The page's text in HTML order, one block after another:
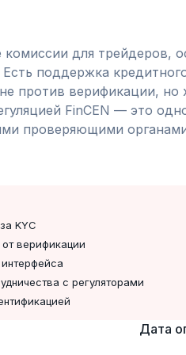
для трейдеров,
поддержка
против верификации, но
FinCEN — это
проверяющими
KYC
верификации
с регуляторами
Дата